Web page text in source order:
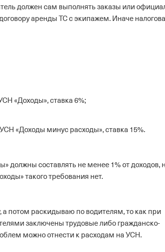
должен сам выполнять заказы или
аренды ТС с экипажем. Иначе
«Доходы», ставка 6%;
«Доходы минус расходы», ставка 15%.
составлять не менее 1% от доходов,
такого требования нет.
а потом раскидываю по водителям, то как при
заключены трудовые либо гражданско-
можно отнести к расходам на УСН.